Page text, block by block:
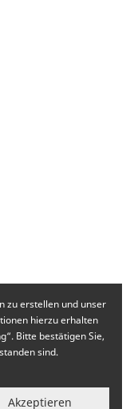
zu erstellen und unser
hierzu erhalten
Bitte bestätigen Sie,
sind.
Akzeptieren